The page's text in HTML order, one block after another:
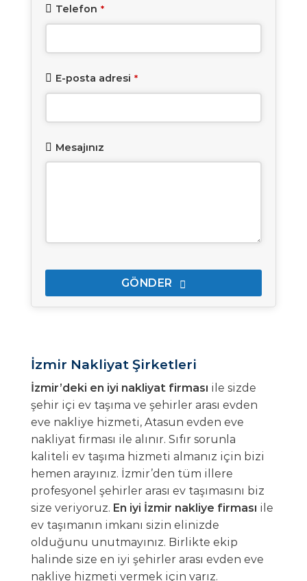
Telefon *
E-posta adresi *
Mesajınız
GÖNDER
boş
İzmir Nakliyat Şirketleri
İzmir’deki en iyi nakliyat firması ile sizde
şehir içi ev taşıma ve şehirler arası evden
eve nakliye hizmeti, Atasun evden eve
nakliyat firması ile alınır. Sıfır sorunla
kaliteli ev taşıma hizmeti almanız için bizi
hemen arayınız. İzmir’den tüm illere
profesyonel şehirler arası ev taşımasını biz
size veriyoruz. En iyi İzmir nakliye firması ile
ev taşımanın imkanı sizin elinizde
olduğunu unutmayınız. Birlikte ekip
halinde size en iyi şehirler arası evden eve
nakliye hizmeti vermek için varız.